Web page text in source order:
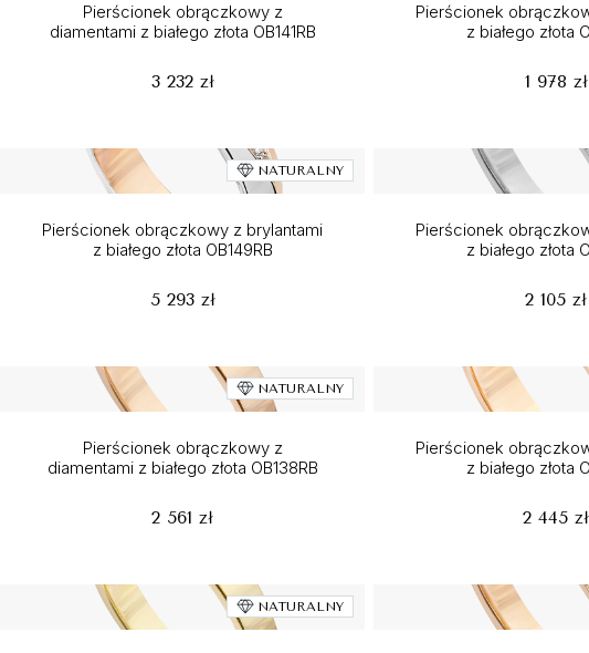
Pierścionek obrączkowy z
diamentami z białego złota OB141RB
3 232 zł
Pierścionek
z białego złota
1 978 zł
NATURALNY
Pierścionek obrączkowy z brylantami
z białego złota OB149RB
5 293 zł
Pierścionek
z białego złota
2 105 zł
NATURALNY
Pierścionek obrączkowy z
diamentami z białego złota OB138RB
2 561 zł
Pierścionek
z białego złota
2 445 zł
NATURALNY